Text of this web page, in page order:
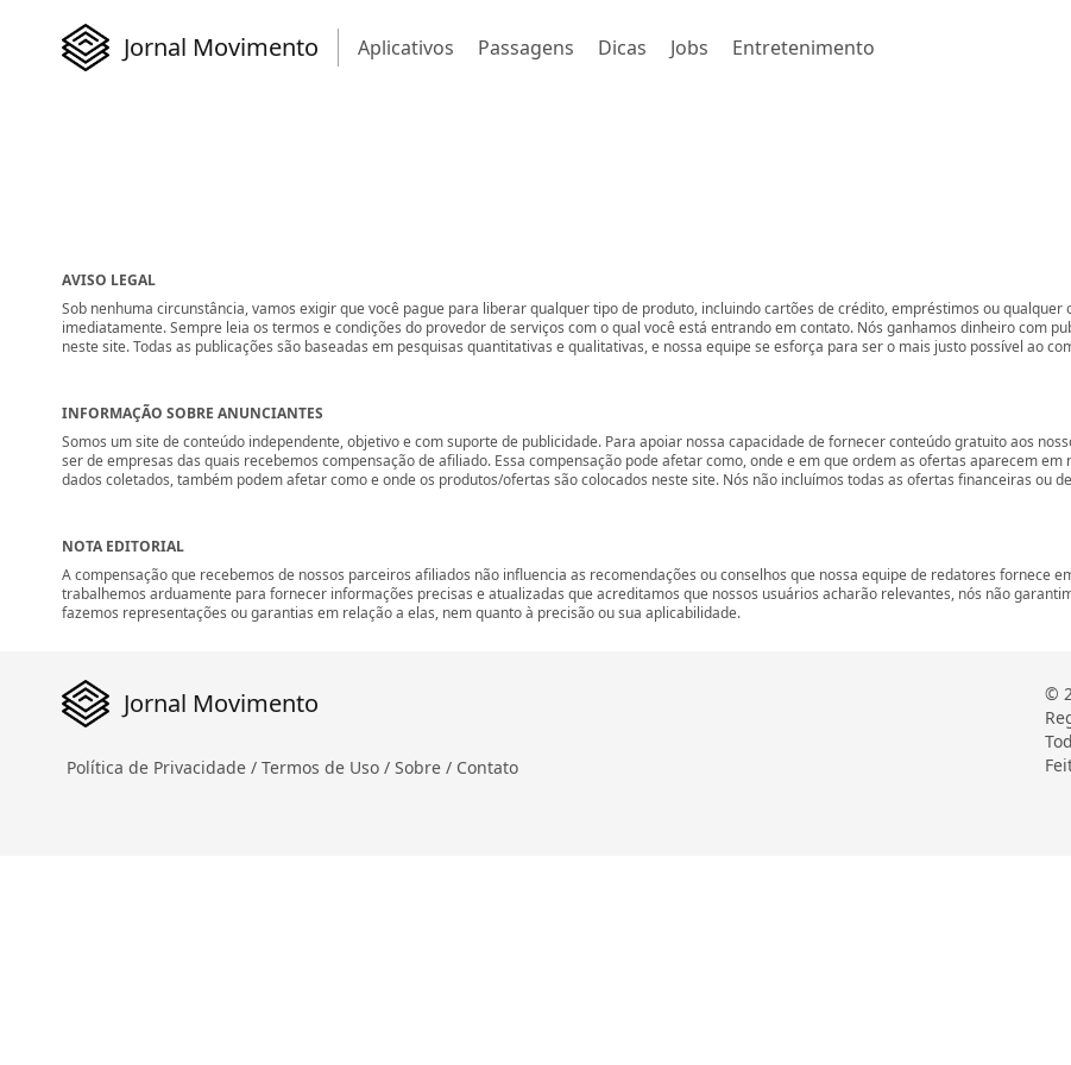
Jornal Movimento Aplicativos Passagens Dicas Jobs Entretenimento
AVISO LEGAL
Sob nenhuma circunstância, vamos exigir que você pague para liberar qualquer tipo de produto, incluindo cartões de crédito, empréstimos ou
imediatamente. Sempre leia os termos e condições do provedor de serviços com o qual você está entrando em contato. Nós ganhamos dinheiro com
neste site. Todas as publicações são baseadas em pesquisas quantitativas e qualitativas, e nossa equipe se esforça para ser o mais justo possível ao
INFORMAÇÃO SOBRE ANUNCIANTES
Somos um site de conteúdo independente, objetivo e com suporte de publicidade. Para apoiar nossa capacidade de fornecer conteúdo gratuito aos
ser de empresas das quais recebemos compensação de afiliado. Essa compensação pode afetar como, onde e em que ordem as ofertas aparecem
dados coletados, também podem afetar como e onde os produtos/ofertas são colocados neste site. Nós não incluímos todas as ofertas financeiras ou
NOTA EDITORIAL
A compensação que recebemos de nossos parceiros afiliados não influencia as recomendações ou conselhos que nossa equipe de redatores fornece
trabalhemos arduamente para fornecer informações precisas e atualizadas que acreditamos que nossos usuários acharão relevantes, nós não
fazemos representações ou garantias em relação a elas, nem quanto à precisão ou sua aplicabilidade.
Jornal Movimento
Política de Privacidade / Termos de Uso / Sobre / Contato
©